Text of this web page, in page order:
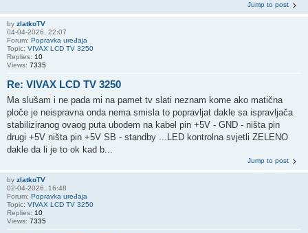
Jump to post
by zlatkoTV
04-04-2026, 22:07
Forum: Popravka uređaja
Topic: VIVAX LCD TV 3250
Replies: 10
Views: 7335
Re: VIVAX LCD TV 3250
Ma slušam i ne pada mi na pamet tv slati neznam kome ako matična
ploče je neispravna onda nema smisla to popravljat dakle sa ispravljača
stabiliziranog ovaog puta ubodem na kabel pin +5V - GND - ništa pin
drugi +5V ništa pin +5V SB - standby ...LED kontrolna svjetli ZELENO
dakle da li je to ok kad b...
Jump to post
by zlatkoTV
02-04-2026, 16:48
Forum: Popravka uređaja
Topic: VIVAX LCD TV 3250
Replies: 10
Views: 7335